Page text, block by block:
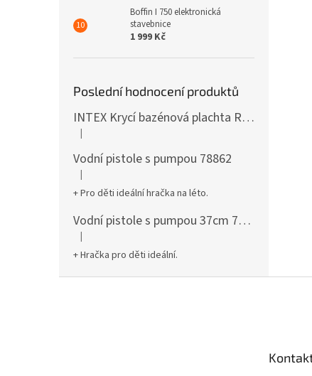
Boffin I 750 elektronická
stavebnice
1 999 Kč
Poslední hodnocení produktů
INTEX Krycí bazénová plachta Round 305cm 28030
Hodnocení produktu je 5 z 5 hvězdiček.
|
Vodní pistole s pumpou 78862
Hodnocení produktu je 5 z 5 hvězdiček.
|
+ Pro děti ideální hračka na léto.
Vodní pistole s pumpou 37cm 78961
Hodnocení produktu je 5 z 5 hvězdiček.
|
+ Hračka pro děti ideální.